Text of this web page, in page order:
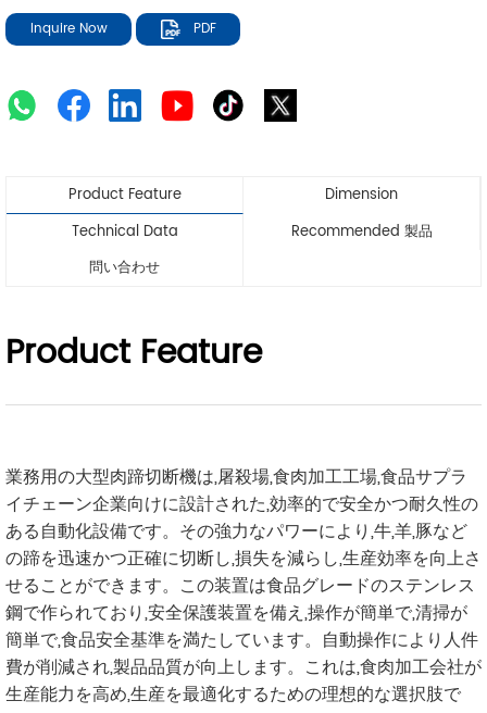
Inquire Now PDF
Product Feature
Dimension
Technical Data
Recommended 製品
問い合わせ
Product Feature
業務用の大型肉蹄切断機は,屠殺場,食肉加工工場,食品サプラ
イチェーン企業向けに設計された,効率的で安全かつ耐久性の
ある自動化設備です。その強力なパワーにより,牛,羊,豚など
の蹄を迅速かつ正確に切断し,損失を減らし,生産効率を向上さ
せることができます。この装置は食品グレードのステンレス
鋼で作られており,安全保護装置を備え,操作が簡単で,清掃が
簡単で,食品安全基準を満たしています。自動操作により人件
費が削減され,製品品質が向上します。これは,食肉加工会社が
生産能力を高め,生産を最適化するための理想的な選択肢で